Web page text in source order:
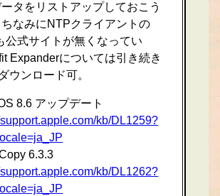
タをリストアップしておこう
なみにNTPクライアントの
公式サイトが無くなってい
Expanderについては引き続き
ウンロード可。
8.6 アップデート
kb/DL1259?
6.3.3
kb/DL1262?